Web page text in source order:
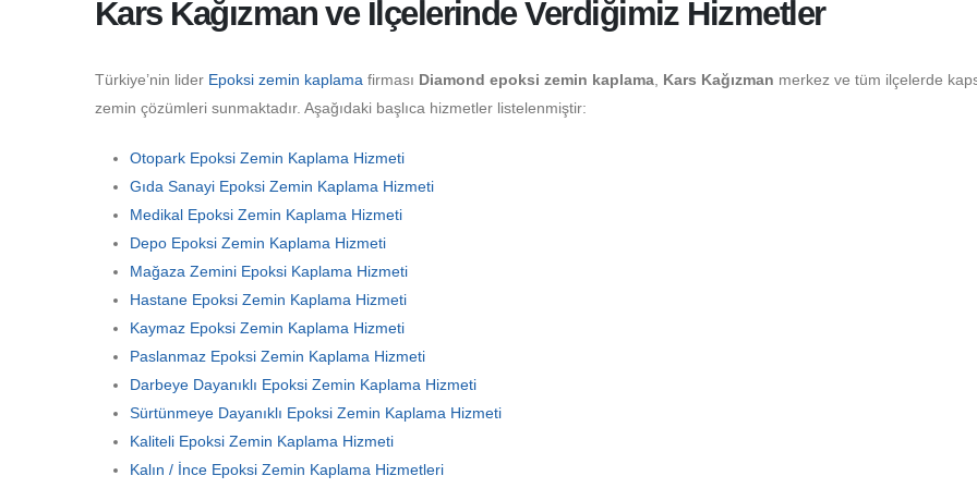
Kars Kağızman ve İlçelerinde Verdiğimiz Hizmetler
Türkiye’nin lider Epoksi zemin kaplama firması Diamond epoksi zemin kaplama Kars Kağızman merkez ve tüm ilçelerde
zemin çözümleri sunmaktadır. Aşağıdaki başlıca hizmetler listelenmiştir:
Otopark Epoksi Zemin Kaplama Hizmeti
Gıda Sanayi Epoksi Zemin Kaplama Hizmeti
Medikal Epoksi Zemin Kaplama Hizmeti
Depo Epoksi Zemin Kaplama Hizmeti
Mağaza Zemini Epoksi Kaplama Hizmeti
Hastane Epoksi Zemin Kaplama Hizmeti
Kaymaz Epoksi Zemin Kaplama Hizmeti
Paslanmaz Epoksi Zemin Kaplama Hizmeti
Darbeye Dayanıklı Epoksi Zemin Kaplama Hizmeti
Sürtünmeye Dayanıklı Epoksi Zemin Kaplama Hizmeti
Kaliteli Epoksi Zemin Kaplama Hizmeti
Kalın / İnce Epoksi Zemin Kaplama Hizmetleri